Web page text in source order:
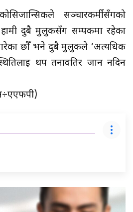
सञ्चारकर्मीसँगको
दुबै मुलुकसँग सम्पर्कमा रहेका
गरेका छौँ भने दुबै मुलुकले ‘अत्यधिक
थप तनावतिर जान नदिन